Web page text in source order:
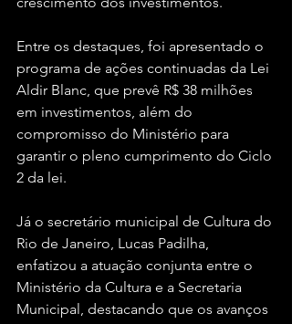
Entre os destaques, foi apresentado o
programa de ações continuadas da Lei
Aldir Blanc, que prevê R$ 38 milhões
em investimentos, além do
compromisso do Ministério para
garantir o pleno cumprimento do Ciclo
2 da lei.
Já o secretário municipal de Cultura do
Rio de Janeiro, Lucas Padilha,
enfatizou a atuação conjunta entre o
Ministério da Cultura e a Secretaria
Municipal, destacando que os avanços